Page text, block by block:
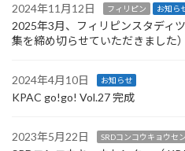
2024年11月12日 フィリピン お知ら
2025年3月、フィリピンスタディ
集を締め切らせていただきました）
2024年4月10日 お知らせ
KPAC go!go! Vol.27 完成
2023年5月22日 SRDコンコウキョウセ